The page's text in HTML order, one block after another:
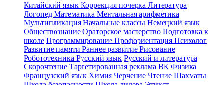
Китайский язык Коррекция почерка Литература
Логопед Математика Ментальная арифметика
Мультипликация Начальные классы Немецкий язык
Обществознание Ораторское мастерство Подготовка к
школе Программирование Профориентация Психолог
Развитие памяти Раннее развитие Рисование
Робототехника Русский язык Русский и литература
Скорочтение Таргетированная реклама ВК Физика
Французский язык Химия Черчение Чтение Шахматы